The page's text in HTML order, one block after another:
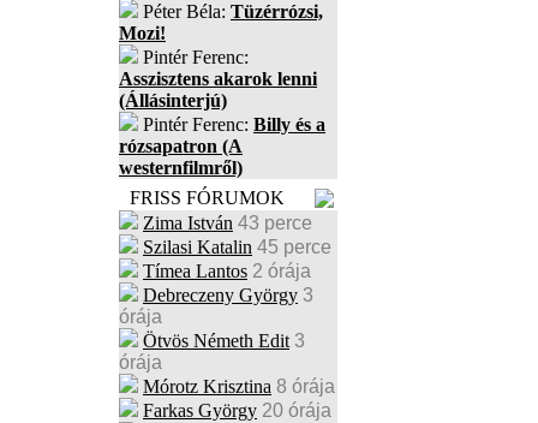
Péter Béla: Tüzérrózsi,
Mozi!
Pintér Ferenc:
Asszisztens akarok lenni
(Állásinterjú)
Pintér Ferenc: Billy és a
rózsapatron (A
westernfilmről)
FRISS FÓRUMOK
Zima István 43 perce
Szilasi Katalin 45 perce
Tímea Lantos 2 órája
Debreczeny György 3
órája
Ötvös Németh Edit 3
órája
Mórotz Krisztina 8 órája
Farkas György 20 órája